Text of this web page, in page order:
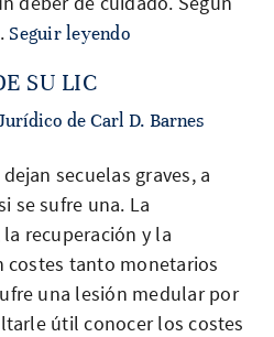
Seguir leyendo
SU LIC
de Carl D. Barnes
secuelas graves, a
se sufre una. La
recuperación y la
tanto monetarios
una lesión medular por
útil conocer los costes